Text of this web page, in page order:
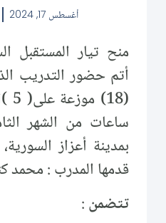
أغسطس 17, 2024
منح تيار المستقبل
أتم حضور التدريب
بمدينة أعزاز
قدمها المدرب : محمد
تتضمن: